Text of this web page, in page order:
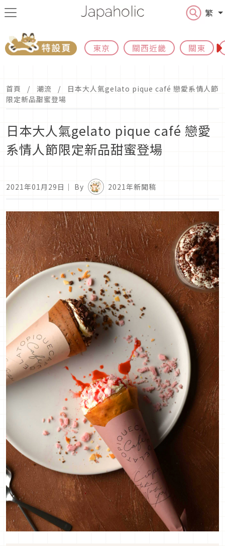
繁
東京 關西近畿 關東
首頁 潮流
日本大人氣gelato pique café 戀愛系情人節
限定新品甜蜜登場
日本大人氣gelato pique café 戀愛
系情人節限定新品甜蜜登場
2021年01月29日 ｜ By 2021年新聞稿